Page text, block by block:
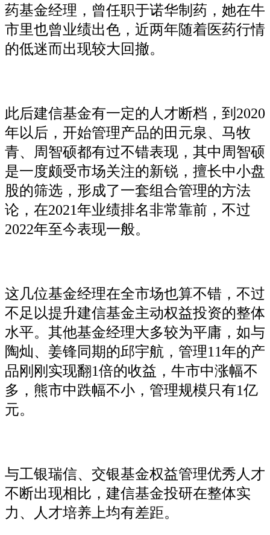
药基金经理，曾任职于诺华制药，她在牛
市里也曾业绩出色，近两年随着医药行情
的低迷而出现较大回撤。
此后建信基金有一定的人才断档，到2020
年以后，开始管理产品的田元泉、马牧
青、周智硕都有过不错表现，其中周智硕
是一度颇受市场关注的新锐，擅长中小盘
股的筛选，形成了一套组合管理的方法
论，在2021年业绩排名非常靠前，不过
2022年至今表现一般。
这几位基金经理在全市场也算不错，不过
不足以提升建信基金主动权益投资的整体
水平。其他基金经理大多较为平庸，如与
陶灿、姜锋同期的邱宇航，管理11年的产
品刚刚实现翻1倍的收益，牛市中涨幅不
多，熊市中跌幅不小，管理规模只有1亿
元。
与工银瑞信、交银基金权益管理优秀人才
不断出现相比，建信基金投研在整体实
力、人才培养上均有差距。